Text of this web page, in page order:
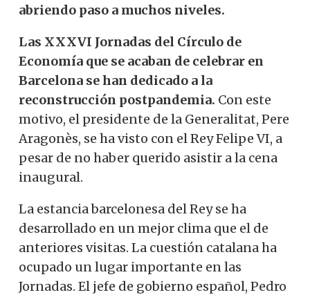
abriendo paso a muchos niveles.
Las XXXVI Jornadas del Círculo de
Economía que se acaban de celebrar en
Barcelona se han dedicado a la
reconstrucción postpandemia. Con este
motivo, el presidente de la Generalitat, Pere
Aragonès, se ha visto con el Rey Felipe VI, a
pesar de no haber querido asistir a la cena
inaugural.
La estancia barcelonesa del Rey se ha
desarrollado en un mejor clima que el de
anteriores visitas. La cuestión catalana ha
ocupado un lugar importante en las
Jornadas. El jefe de gobierno español, Pedro